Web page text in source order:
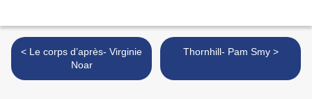
< Le corps d’après- Virginie
Noar
Thornhill- Pam Smy >